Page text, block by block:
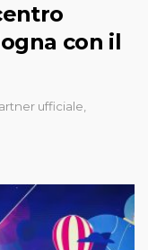
con il
ufficiale,